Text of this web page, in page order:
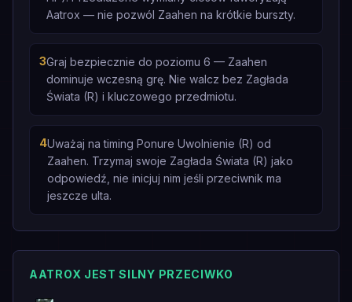
Aatrox — nie pozwól Zaahen na krótkie burszty.
3Graj bezpiecznie do poziomu 6 — Zaahen
dominuje wczesną grę. Nie walcz bez Zagłada
Świata (R) i kluczowego przedmiotu.
4Uważaj na timing Ponure Uwolnienie (R) od
Zaahen. Trzymaj swoje Zagłada Świata (R) jako
odpowiedź, nie inicjuj nim jeśli przeciwnik ma
jeszcze ulta.
AATROX JEST SILNY PRZECIWKO